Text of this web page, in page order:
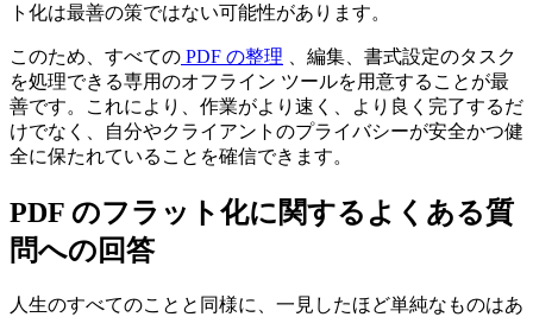
ト化は最善の策ではない可能性があります。
このため、すべての PDF の整理 、編集、書式設定のタスク
を処理できる専用のオフライン ツールを用意することが最
善です。これにより、作業がより速く、より良く完了するだ
けでなく、自分やクライアントのプライバシーが安全かつ健
全に保たれていることを確信できます。
PDF のフラット化に関するよくある質
問への回答
人生のすべてのことと同様に、一見したほど単純なものはあ